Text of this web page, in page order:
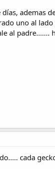
ademas
uno al
al padre.......
cada